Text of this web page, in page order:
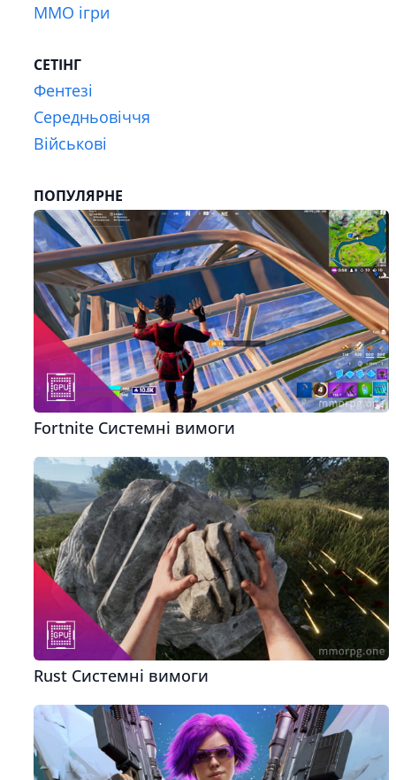
MMO ігри
СЕТІНГ
Фентезі
Середньовіччя
Військові
ПОПУЛЯРНЕ
Fortnite Системні вимоги
Rust Системні вимоги